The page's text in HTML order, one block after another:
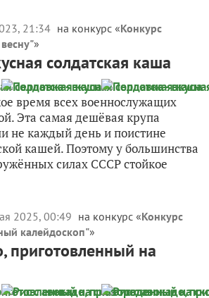
21:34 на конкурс «Конкурс
»
солдатская каша
время всех военнослужащих
Эта самая дешёвая крупа
не каждый день и поистине
кашей. Поэтому у большинства
силах СССР стойкое
2025, 00:49 на конкурс «Конкурс
калейдоскоп"»
приготовленный на